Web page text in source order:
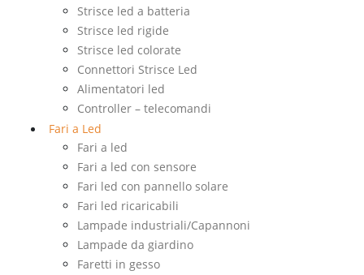
Strisce led a batteria
Strisce led rigide
Strisce led colorate
Connettori Strisce Led
Alimentatori led
Controller – telecomandi
Fari a Led
Fari a led
Fari a led con sensore
Fari led con pannello solare
Fari led ricaricabili
Lampade industriali/Capannoni
Lampade da giardino
Faretti in gesso